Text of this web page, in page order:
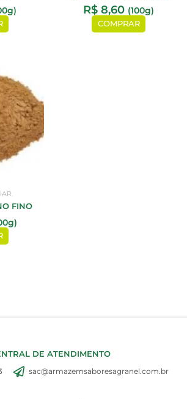
R$ 8,60 (100g)
COMPRAR
FINO
DE ATENDIMENTO
sac@armazemsaboresagranel.com.br